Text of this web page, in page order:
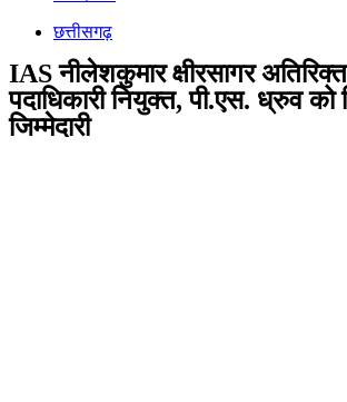
छत्तीसगढ़
IAS नीलेशकुमार क्षीरसागर
पदाधिकारी नियुक्त, पी.एस. ध्रुव को
जिम्मेदारी